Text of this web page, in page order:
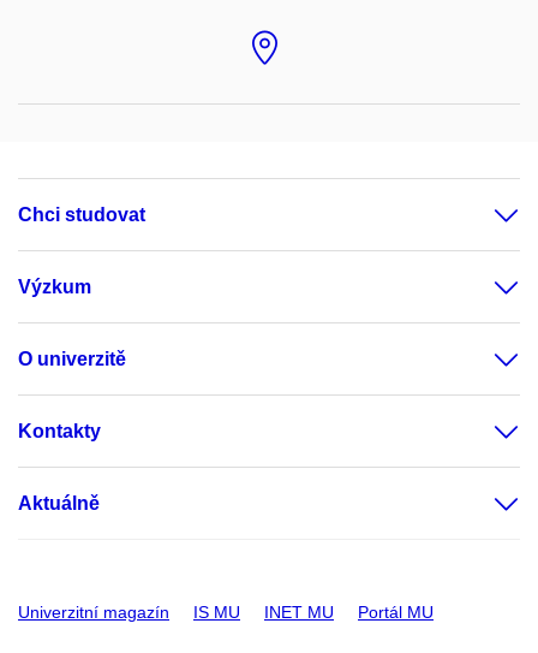
Chci studovat
Výzkum
O univerzitě
Kontakty
Aktuálně
Univerzitní magazín IS MU INET MU Portál MU